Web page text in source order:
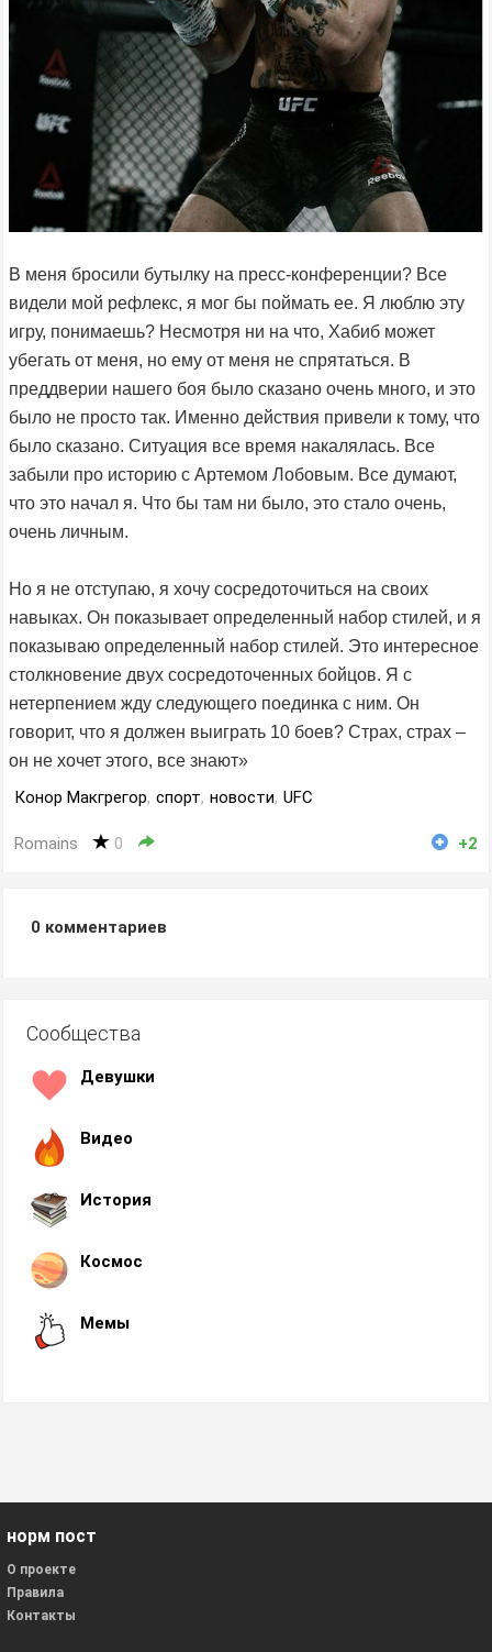
В меня бросили бутылку на пресс-конференции? Все
видели мой рефлекс, я мог бы поймать ее. Я люблю эту
игру, понимаешь? Несмотря ни на что, Хабиб может
убегать от меня, но ему от меня не спрятаться. В
преддверии нашего боя было сказано очень много, и это
было не просто так. Именно действия привели к тому, что
было сказано. Ситуация все время накалялась. Все
забыли про историю с Артемом Лобовым. Все думают,
что это начал я. Что бы там ни было, это стало очень,
очень личным.
Но я не отступаю, я хочу сосредоточиться на своих
навыках. Он показывает определенный набор стилей, и я
показываю определенный набор стилей. Это интересное
столкновение двух сосредоточенных бойцов. Я с
нетерпением жду следующего поединка с ним. Он
говорит, что я должен выиграть 10 боев? Страх, страх –
он не хочет этого, все знают»
Конор Макгрегор, спорт, новости, UFC
Romains 0 +2
0 комментариев
Сообщества
Девушки
Видео
История
Космос
Мемы
норм пост
О проекте
Правила
Контакты